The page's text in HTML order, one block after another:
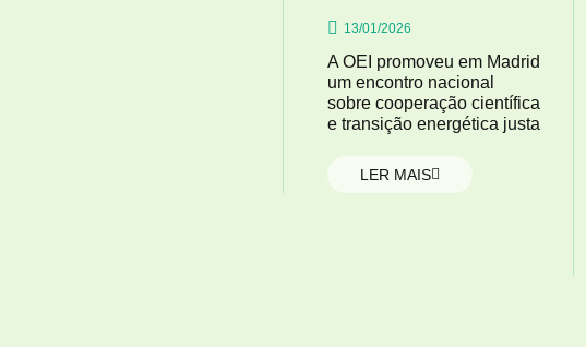
13/01/2026
A OEI promoveu em Madrid
um encontro nacional
sobre cooperação científica
e transição energética justa
LER MAIS